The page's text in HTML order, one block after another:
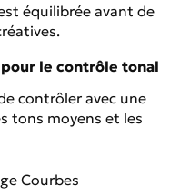
équilibrée avant de
le contrôle tonal
contrôler avec une
tons moyens et les
Courbes